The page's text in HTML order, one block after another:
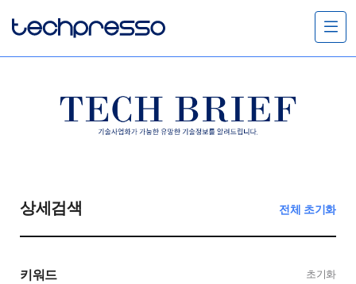
메
뉴
상세검색 전체 초기화
키워드 초기화